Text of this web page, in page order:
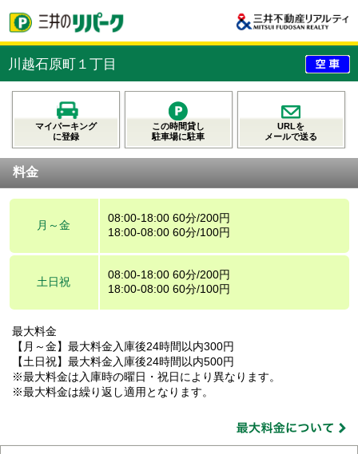
川越石原町１丁目
マイパーキング
に登録
この時間貸し
駐車場に駐車
URLを
メールで送る
料金
月～金
08:00-18:00 60分/200円
18:00-08:00 60分/100円
土日祝
08:00-18:00 60分/200円
18:00-08:00 60分/100円
最大料金
【月～金】最大料金入庫後24時間以内300円
【土日祝】最大料金入庫後24時間以内500円
※最大料金は入庫時の曜日・祝日により異なります。
※最大料金は繰り返し適用となります。